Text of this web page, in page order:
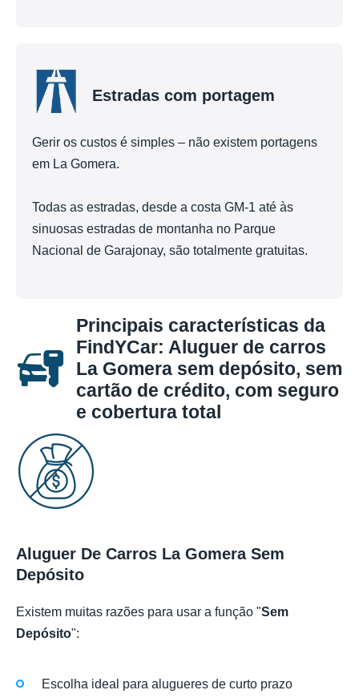
Estradas com portagem
Gerir os custos é simples – não existem portagens
em La Gomera.
Todas as estradas, desde a costa GM-1 até às
sinuosas estradas de montanha no Parque
Nacional de Garajonay, são totalmente gratuitas.
Principais características da
FindYCar: Aluguer de carros
La Gomera sem depósito, sem
cartão de crédito, com seguro
e cobertura total
Aluguer De Carros La Gomera Sem
Depósito
Existem muitas razões para usar a função "Sem
Depósito":
Escolha ideal para alugueres de curto prazo